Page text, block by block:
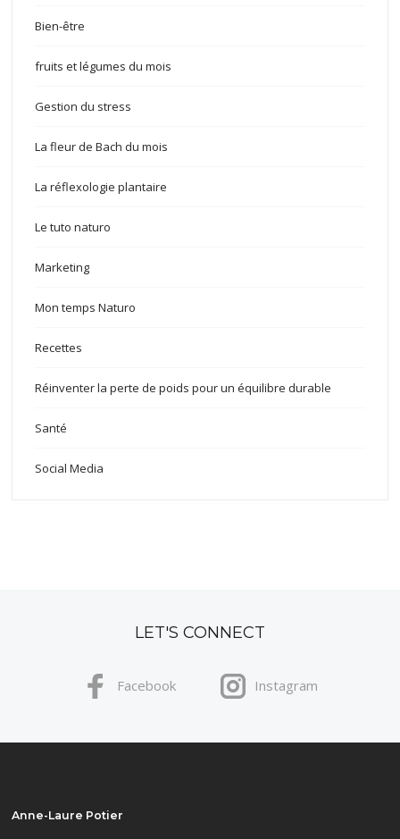
Bien-être
fruits et légumes du mois
Gestion du stress
La fleur de Bach du mois
La réflexologie plantaire
Le tuto naturo
Marketing
Mon temps Naturo
Recettes
Réinventer la perte de poids pour un équilibre durable
Santé
Social Media
LET'S CONNECT
Facebook Instagram
Anne-Laure Potier